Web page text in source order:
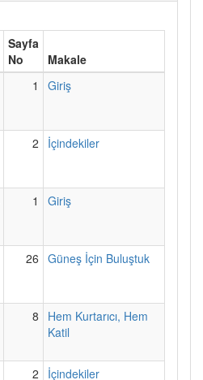
Sayfa
No
Makale
1 Giriş
2 İçindekiler
1 Giriş
26 Güneş İçin Buluştuk
8
Hem Kurtarıcı, Hem
Katil
2 İçindekiler